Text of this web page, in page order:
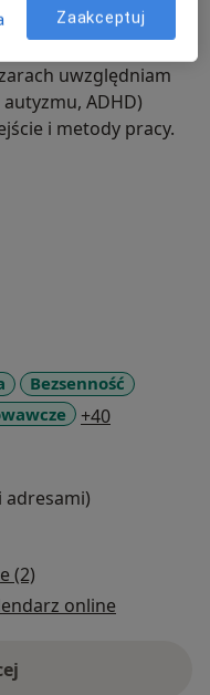
uwzględniam
ADHD)
i metody pracy.
Bezsenność
+40
(2)
online
Zaakceptuj